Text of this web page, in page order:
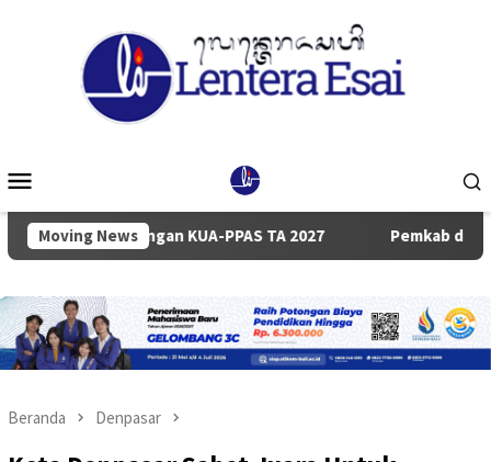
Mobile
Moving News
KUA-PPAS TA 2027 Pemkab dan DPRD Badung
Beranda Denpasar